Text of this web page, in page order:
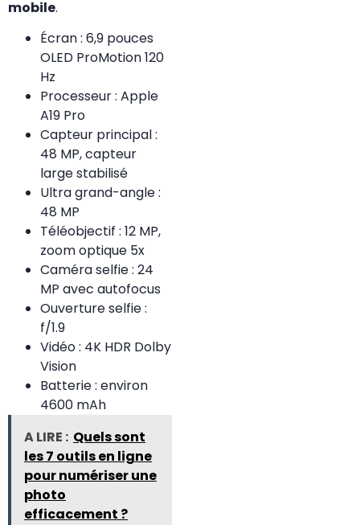
mobile.
Écran : 6,9 pouces
OLED ProMotion 120
Hz
Processeur : Apple
A19 Pro
Capteur principal :
48 MP, capteur
large stabilisé
Ultra grand-angle :
48 MP
Téléobjectif : 12 MP,
zoom optique 5x
Caméra selfie : 24
MP avec autofocus
Ouverture selfie :
f/1.9
Vidéo : 4K HDR Dolby
Vision
Batterie : environ
4600 mAh
A LIRE : Quels sont
les 7 outils en ligne
pour numériser une
photo
efficacement ?